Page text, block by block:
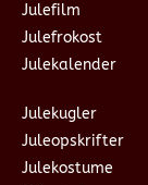
Julefilm
Julefrokost
Julekalender
Julekugler
Juleopskrifter
Julekostume